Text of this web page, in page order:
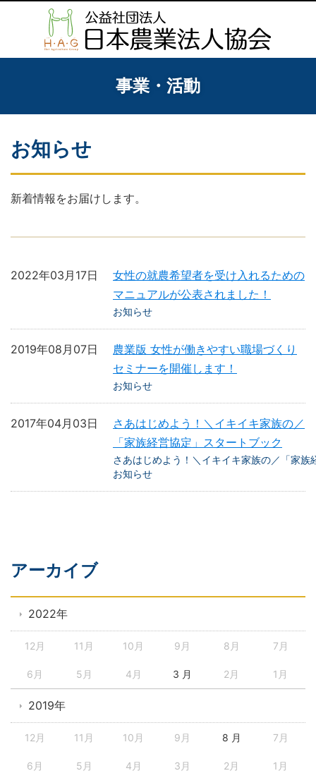
事業・活動
お知らせ
新着情報をお届けします。
女性の就農希望者を受け入れるための
マニュアルが公表されました！
2022年03月17日
お知らせ
農業版 女性が働きやすい職場づくり
セミナーを開催します！
2019年08月07日
お知らせ
さあはじめよう！＼イキイキ家族の／
「家族経営協定」スタートブック
2017年04月03日
さあはじめよう！＼イキイキ家族の／「家族
お知らせ
アーカイブ
2022年
12月 11月 10月 9月 8月 7月
6月 5月 4月 3 月 2月 1月
2019年
12月 11月 10月 9月 8 月 7月
6月 5月 4月 3月 2月 1月